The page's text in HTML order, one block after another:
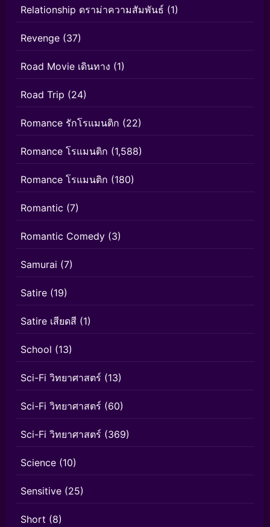
Relationship ดราม่าความสัมพันธ์ (1)
Revenge (37)
Road Movie เดินทาง (1)
Road Trip (24)
Romance รักโรแมนติก (22)
Romance โรแมนติก (1,588)
Romance โรแมนติก (180)
Romantic (7)
Romantic Comedy (3)
Samurai (7)
Satire (19)
Satire เสียดสี (1)
School (13)
Sci-Fi วิทยาศาสตร์ (13)
Sci-Fi วิทยาศาสตร์ (60)
Sci-Fi วิทยาศาสตร์ (369)
Science (10)
Sensitive (25)
Short (8)